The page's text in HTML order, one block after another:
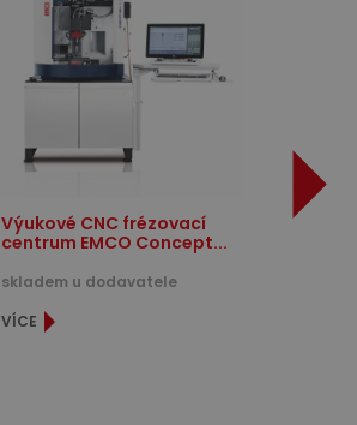
Výukové CNC frézovací
centrum EMCO Concept...
skladem u dodavatele
VÍCE